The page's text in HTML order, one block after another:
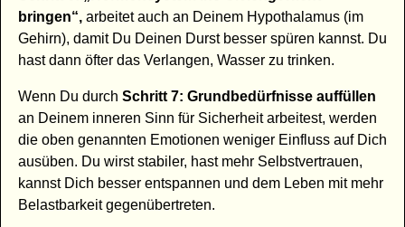
bringen“, arbeitet auch an Deinem Hypothalamus (im
Gehirn), damit Du Deinen Durst besser spüren kannst. Du
hast dann öfter das Verlangen, Wasser zu trinken.
Wenn Du durch Schritt 7: Grundbedürfnisse auffüllen
an Deinem inneren Sinn für Sicherheit arbeitest, werden
die oben genannten Emotionen weniger Einfluss auf Dich
ausüben. Du wirst stabiler, hast mehr Selbstvertrauen,
kannst Dich besser entspannen und dem Leben mit mehr
Belastbarkeit gegenübertreten.